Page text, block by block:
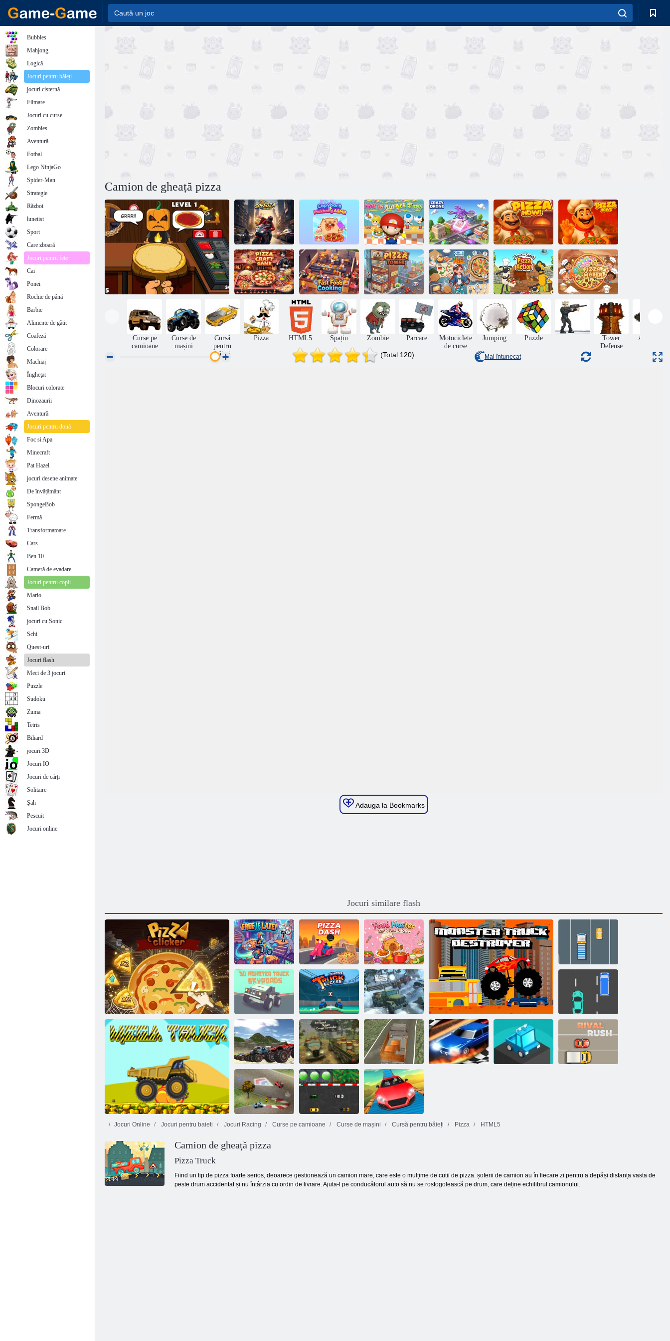
Camion de gheață pizza
Speedza - livrare
Capybara
Mukbang
ASMR
Mario Burger
Shop
Livrare pizza
Crazy Drone
Pizza acum! Pizza acum!
Joc de
meșteșuguri cu
pizza
Gătit fast-food Turnul Pizza
Bucătăria lui
Roxie: Pizza
Shaun the Sheep
Pizza the Action
ABC Pizza
Maker
Curse pe
camioane
Curse de
mașini
Cursă
pentru
băieți
Pizza HTML5 Spațiu Zombie Parcare
Motociclete
de curse
Jumping Puzzle
Tower
Defense
Aventuri
(Total 120) Mai întunecat
Adauga la Bookmarks
Jocuri similare flash
Pizza Clicker
Gratuit dacă
întârzie!
Pizza Dash
Maestru
alimentar:
ASMR Cook &
Relax
Camion trafic
3D Monster
Truck SkyRads
Monster Truck
Soccer
Off-Road Cargo
Drive Simulator
Drum Truck
Race
Camioane
monstru offroad
Ploaia de pe
șosea:
Simulatorul de
Simulator
camion de marfă
Curse Cupa
Drift
Jocuri Online Jocuri pentru baieti Jocuri Racing Curse pe camioane Curse de mașini Cursă pentru băieți Pizza HTML5
Camion de gheață pizza
Pizza Truck
Fiind un tip de pizza foarte serios, deoarece gestionează un camion mare, care este o mulțime de cutii de pizza. șoferii de camion au în fiecare zi pentru a depăși distanța vasta de
peste drum accidentat și nu întârzia cu ordin de livrare. Ajuta-l pe conducătorul auto să nu se rostogolească pe drum, care deține echilibrul camionului.
Bubbles
Mahjong
Logică
Jocuri pentru băieți
jocuri cisternă
Filmare
Jocuri cu curse
Zombies
Aventură
Fotbal
Lego NinjaGo
Spider-Man
Strategie
Război
lunetist
Sport
Care zboară
Jocuri pentru fete
Cai
Ponei
Rochie de până
Barbie
Alimente de gătit
Coafeză
Colorare
Machiaj
Îngheţat
Blocuri colorate
Dinozaurii
Aventură
Jocuri pentru două
Foc si Apa
Minecraft
Pat Hazel
jocuri desene animate
De învățământ
SpongeBob
Fermă
Transformatoare
Cars
Ben 10
Cameră de evadare
Jocuri pentru copii
Mario
Snail Bob
jocuri cu Sonic
Schi
Quest-uri
Jocuri flash
Meci de 3 jocuri
Puzzle
Sudoku
Zuma
Tetris
Biliard
jocuri 3D
Jocuri IO
Jocuri de cărți
Solitaire
Şah
Pescuit
Jocuri online